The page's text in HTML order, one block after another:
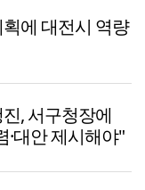
에 대전시 역량
, 서구청장에
·대안 제시해야"